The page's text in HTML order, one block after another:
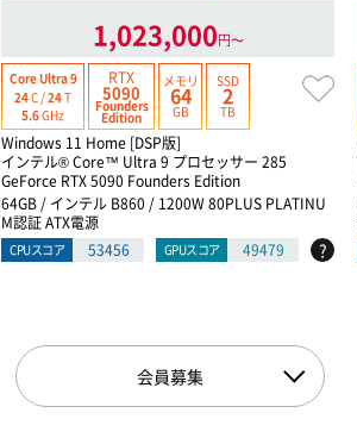
1,023,000円〜
Core Ultra 9
24C /24T
5.6GHz
RTX
5090
Founders
Edition
メモリ
64
GB
SSD
2
TB
Windows 11 Home [DSP版]
インテル® Core™ Ultra 9 プロセッサー 285
GeForce RTX 5090 Founders Edition
64GB / インテル B860 / 1200W 80PLUS PLATINU
M認証 ATX電源
CPUスコア 53456 GPUスコア 49479 ?
会員募集